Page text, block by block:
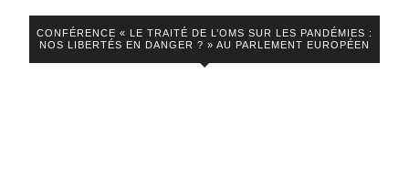
désespéré
des
covidistes
CONFÉRENCE « LE TRAITÉ DE L’OMS SUR LES PANDÉMIES :
NOS LIBERTÉS EN DANGER ? » AU PARLEMENT EUROPÉEN